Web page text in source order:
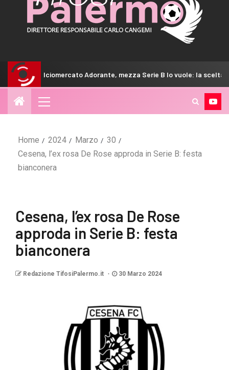
Adorante, mezza Serie B lo vuole: la scelta del Venezia
Home 2024 Marzo
30
Cesena, l’ex rosa De Rose approda in Serie B: festa
bianconera
Cesena, l’ex rosa De Rose
approda in Serie B: festa
bianconera
Redazione TifosiPalermo.it 30 Marzo 2024